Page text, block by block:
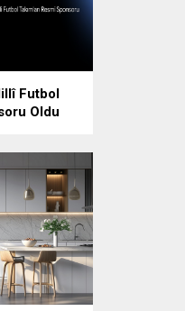
Futbol
Oldu